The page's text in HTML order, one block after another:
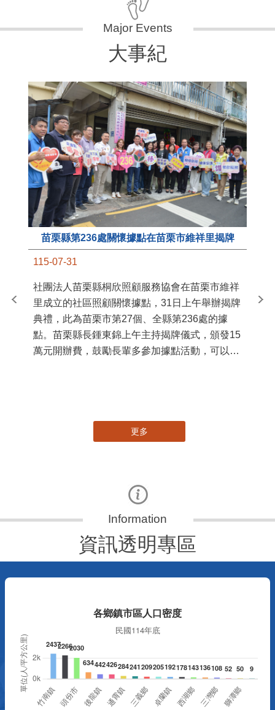
大事紀
苗栗縣第236處關懷據點在苗栗市維祥里揭牌
115-07-31
社團法人苗栗縣桐欣照顧服務協會在苗栗市維祥
里成立的社區照顧關懷據點，31日上午舉辦揭牌
典禮，此為苗栗市第27個、全縣第236處的據
點。苗栗縣長鍾東錦上午主持揭牌儀式，頒發15
萬元開辦費，鼓勵長輩多參加據點活動，可以更
苗
更多
資訊透明專區